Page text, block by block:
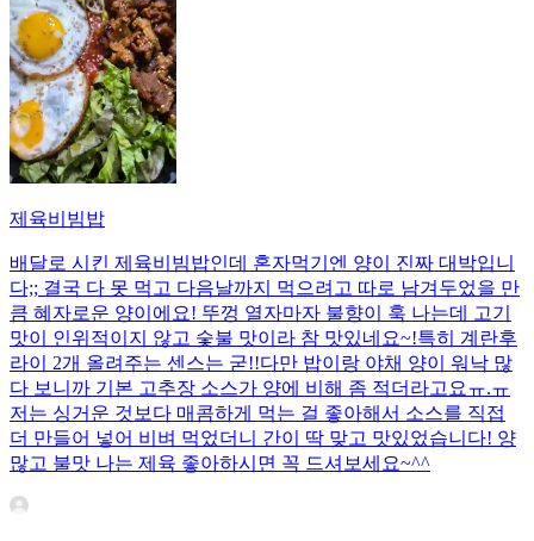
제육비빔밥
배달로 시킨 제육비빔밥인데 혼자먹기엔 양이 진짜 대박입니
다;; 결국 다 못 먹고 다음날까지 먹으려고 따로 남겨두었을 만
큼 혜자로운 양이에요! 뚜껑 열자마자 불향이 훅 나는데 고기
맛이 인위적이지 않고 숯불 맛이라 참 맛있네요~!특히 계란후
라이 2개 올려주는 센스는 굳!! ​다만 밥이랑 야채 양이 워낙 많
다 보니까 기본 고추장 소스가 양에 비해 좀 적더라고요ㅠ.ㅠ
저는 싱거운 것보다 매콤하게 먹는 걸 좋아해서 소스를 직접
더 만들어 넣어 비벼 먹었더니 간이 딱 맞고 맛있었습니다! 양
많고 불맛 나는 제육 좋아하시면 꼭 드셔보세요~^^